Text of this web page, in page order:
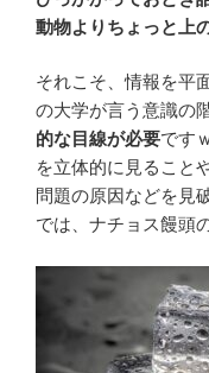
動物よりちょっと上
それこそ、情報を平
の大学が言う意識の
的な目線が必要です
を立体的に見ること
問題の原因などを見
では、ナチョス饅頭